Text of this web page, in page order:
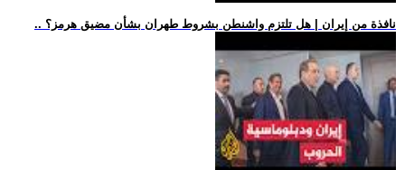
.. نافذة من إيران | هل تلتزم واشنطن بشروط طهران بشأن مضيق هرمز؟